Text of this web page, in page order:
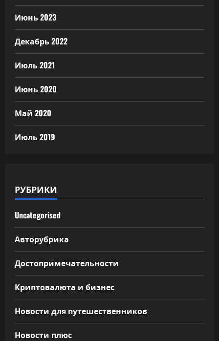
Июнь 2023
Декабрь 2022
Июль 2021
Июнь 2020
Май 2020
Июль 2019
РУБРИКИ
Uncategorised
Авторубрика
Достопримечательности
Криптовалюта и бизнес
Новости для путешественников
Новости плюс